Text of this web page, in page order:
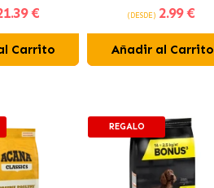
.39 €
Carrito
Pequeños 5-10 kg
(DESDE) 2.99 €
Añadir al Carrito
REGALO